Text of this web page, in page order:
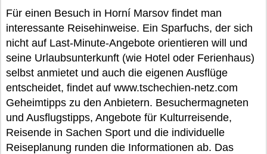
Für einen Besuch in Horní Marsov findet man
interessante Reisehinweise. Ein Sparfuchs, der sich
nicht auf Last-Minute-Angebote orientieren will und
seine Urlaubsunterkunft (wie Hotel oder Ferienhaus)
selbst anmietet und auch die eigenen Ausflüge
entscheidet, findet auf www.tschechien-netz.com
Geheimtipps zu den Anbietern. Besuchermagneten
und Ausflugstipps, Angebote für Kulturreisende,
Reisende in Sachen Sport und die individuelle
Reiseplanung runden die Informationen ab. Das